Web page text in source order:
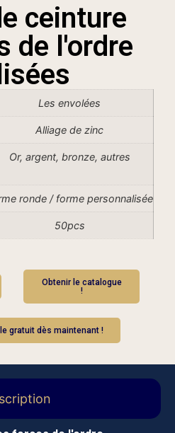
ceinture
de l'ordre
Les envolées
Alliage de zinc
Or, argent, bronze, autres
ronde / forme personnalisée
50pcs
Obtenir le catalogue
!
gratuit dès maintenant !